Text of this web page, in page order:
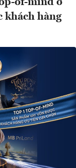
of-mind ở
khách hàng